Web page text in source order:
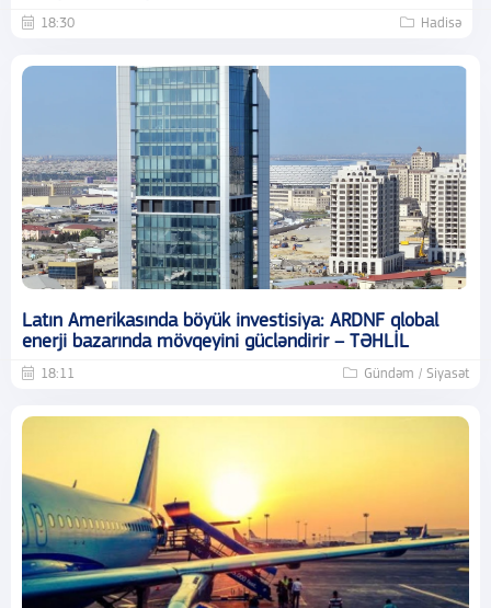
18:30 Hadisə
Latın Amerikasında böyük investisiya: ARDNF qlobal
enerji bazarında mövqeyini gücləndirir – TƏHLİL
18:11 Gündəm / Siyasət